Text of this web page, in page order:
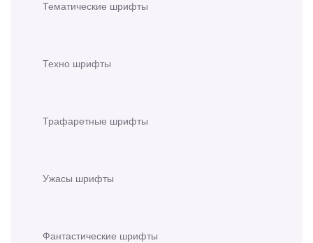
Тематические шрифты
Техно шрифты
Трафаретные шрифты
Ужасы шрифты
Фантастические шрифты